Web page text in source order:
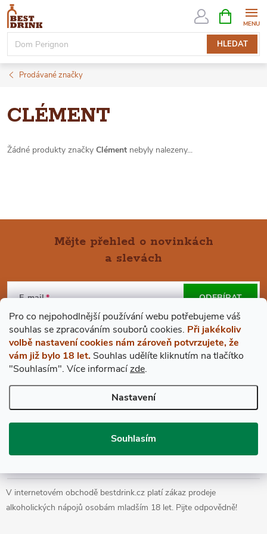
Pro co nejpohodlnější používání webu potřebujeme váš
souhlas se zpracováním souborů cookies. Při jakékoliv
volbě nastavení cookies nám zároveň potvrzujete, že
vám již bylo 18 let. Souhlas udělíte kliknutím na tlačítko
"Souhlasím". Více informacízde.
Nastavení
Souhlasím
Přejít
obsah
HLEDAT
NÁKUPNÍ
KOŠÍK
Prodávané značky
CLÉMENT
Žádné produkty značky Clément nebyly nalezeny...
Á
P
A
T
Mějte přehled o novinkách
a slevách
E-mail
Vložením e-mailu souhlasíte spodmínkami ochrany osobních údajů
ODEBÍRAT
VŠE O NÁKUPU